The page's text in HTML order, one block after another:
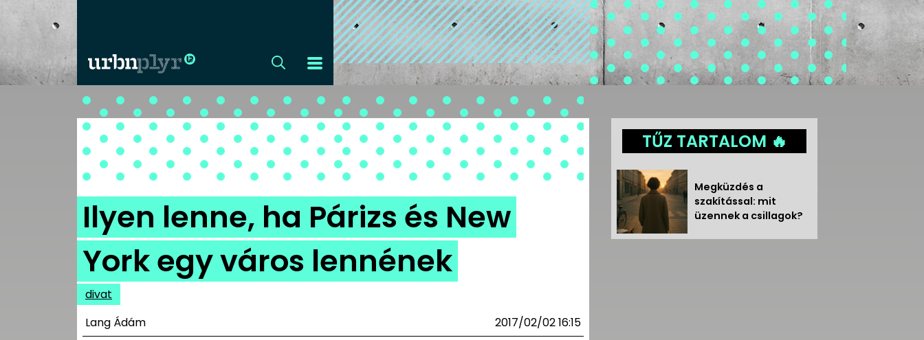
CÍMLAP
DIZÁJN
DIVAT
HIP
KULT
Ilyen lenne, ha Párizs és New
York egy város lennének
divat
Lang Ádám
2017/02/02 16:15
TŰZ TARTALOM 🔥
Megküzdés a
szakítással: mit
üzennek a csillagok?